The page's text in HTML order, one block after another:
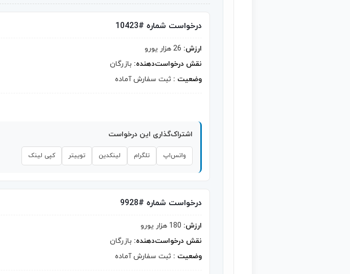
درخواست شماره #10423
ارزش:
نقش درخواست‌دهنده: بازرگان
وضعیت : ثبت سفارش آماده
اشتراک‌گذاری این درخواست
واتس‌اپ تلگرام لینکدین توییتر کپی لینک
درخواست شماره #9928
ارزش:
نقش درخواست‌دهنده: بازرگان
وضعیت : ثبت سفارش آماده